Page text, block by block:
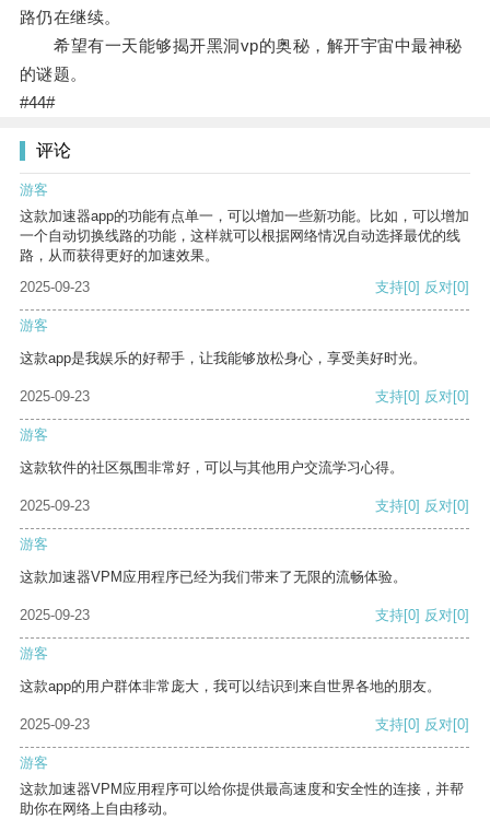
路仍在继续。
希望有一天能够揭开黑洞vp的奥秘，解开宇宙中最神秘
的谜题。
#44#
评论
游客
这款加速器app的功能有点单一，可以增加一些新功能。比如，可以增加
一个自动切换线路的功能，这样就可以根据网络情况自动选择最优的线
路，从而获得更好的加速效果。
2025-09-23
支持[0] 反对[0]
游客
这款app是我娱乐的好帮手，让我能够放松身心，享受美好时光。
2025-09-23 支持[0] 反对[0]
游客
这款软件的社区氛围非常好，可以与其他用户交流学习心得。
2025-09-23 支持[0] 反对[0]
游客
这款加速器VPM应用程序已经为我们带来了无限的流畅体验。
2025-09-23 支持[0] 反对[0]
游客
这款app的用户群体非常庞大，我可以结识到来自世界各地的朋友。
2025-09-23 支持[0] 反对[0]
游客
这款加速器VPM应用程序可以给你提供最高速度和安全性的连接，并帮
助你在网络上自由移动。